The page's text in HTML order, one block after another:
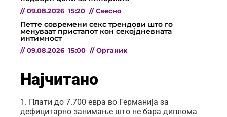
// 09.08.2026 15:20 // Свесно
Петте современи секс трендови што го
менуваат пристапот кон секојдневната
интимност
// 09.08.2026 15:00 // Органик
Најчитано
Плати до 7.700 евра во Германија за
дефицитарно занимање што не бара диплома